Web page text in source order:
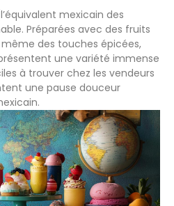
mexicain des
Préparées avec des fruits
des touches épicées,
une variété immense
à trouver chez les vendeurs
une pause douceur